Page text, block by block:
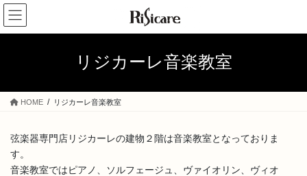
コ
ン
テ
ス
ナ
ビ
ゲ
ン
リジカーレ音楽教室
HOME リジカーレ音楽教室
弦楽器専門店リジカーレの建物２階は音楽教室となっておりま
す。
音楽教室ではピアノ、ソルフェージュ、ヴァイオリン、ヴィオ